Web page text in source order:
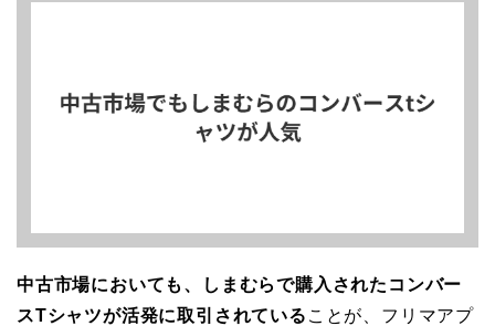
中古市場においても、しまむらで購入されたコンバー
スTシャツが活発に取引されている ことが、フリマアプ